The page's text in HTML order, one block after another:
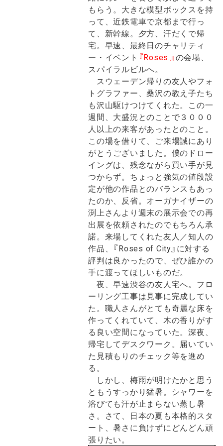
もらう。大きな模型ボックスを持
って、近鉄電車で京都まで行っ
て、新幹線。夕方、汗だくで帰
宅。早速、最終日のチャリティ
ー・イベント 『Roses.』の会場、
スパイラルビルへ。
スウェーデン帰りの友人やフォ
トグラファー、桑沢の教え子たち
も沢山駆けつけてくれた。この一
週間、大盛況とのことで３０００
人以上の来客があったとのこと。
この場を借りて、ご来場誠にあり
がとうございました。僕のドロー
イングは、残念ながら買い手が見
つからず。ちょっと強気の値段設
定が他の作品とのバランスもあっ
たのか、反省。オーガナイザーの
渕上さんより週末の展示会での再
出展を依頼されたのでもちろん承
諾。来場してくれた友人／知人の
作品、『Roses of City』に対する
評判は良かったので、ぜひ誰かの
手に渡ってほしいものだ。
夜、早速渋谷の友人宅へ。フロ
ーリング工事は見事に完成してい
た。職人さんがとても奇麗な床を
作ってくれていて、木の香りがす
る良い空間になっていた。深夜、
帰宅してデスクワーク。届いてい
た見積もりのチェック等を進め
る。
しかし、梅雨が明けたかと思う
ともうすっかり猛暑。シャワーを
浴びても汗が止まらない蒸し暑
さ。さて、日本の夏も本格的スタ
ート、暑さに負けずにどんどん頑
張りたい。